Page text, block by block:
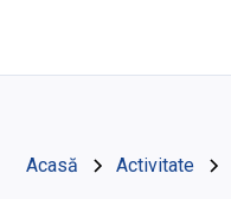
Acasă Activitate